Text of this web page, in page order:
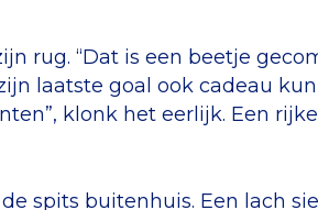
rug. “Dat is een beetje
laatste goal ook cadeau
klonk het eerlijk. Een
spits buitenhuis. Een lach